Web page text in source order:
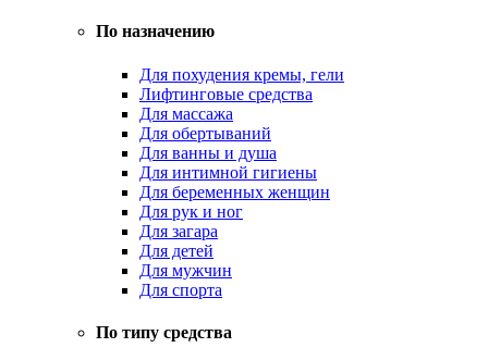
По назначению
Для похудения кремы, гели
Лифтинговые средства
Для массажа
Для обертываний
Для ванны и душа
Для интимной гигиены
Для беременных женщин
Для рук и ног
Для загара
Для детей
Для мужчин
Для спорта
По типу средства